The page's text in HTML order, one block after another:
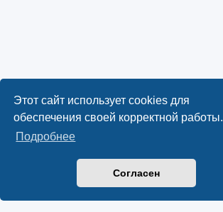
Этот сайт использует cookies для
обеспечения своей корректной работы.
Подробнее
Согласен